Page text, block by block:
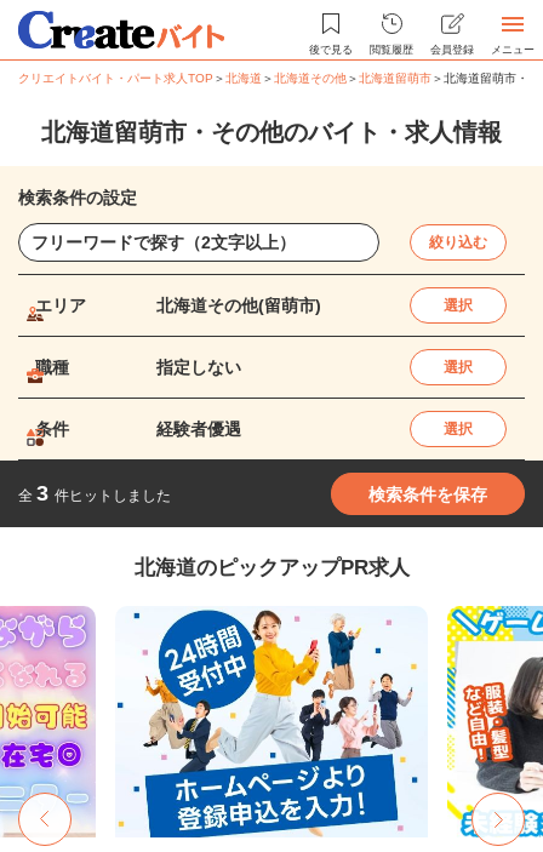
後で見る 閲覧履歴 会員登録 メニュー
クリエイトバイト・パート求人TOP ＞北海道 ＞北海道その他＞北海道留萌市＞北海道留萌市・
北海道留萌市・その他のバイト・求人情報
検索条件の設定
絞り込む
エリア 北海道その他(留萌市) 選択
職種 指定しない 選択
条件 経験者優遇 選択
全 3 件ヒットしました 検索条件を保存
北海道のピックアップPR求人